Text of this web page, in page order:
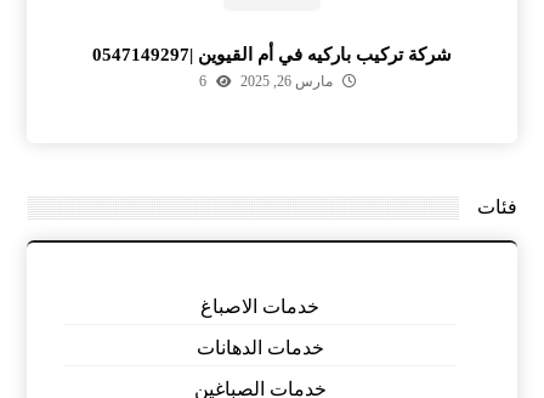
شركة تركيب باركيه في أم القيوين |0547149297
مارس 26, 2025 6
فئات
خدمات الاصباغ
خدمات الدهانات
خدمات الصباغين